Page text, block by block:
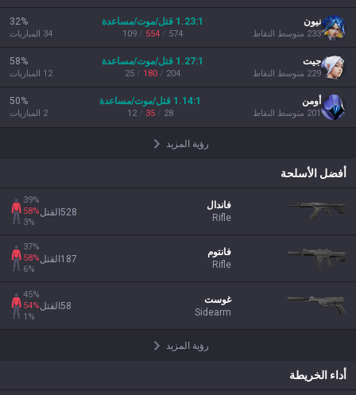
نيون
233 متوسط النقاط
1.23:1 قتل/موت/مساعدة
574
/
554
/
109
32%
34 المباريات
جيت
229 متوسط النقاط
1.27:1 قتل/موت/مساعدة
204
/
180
/
25
58%
12 المباريات
أومن
201 متوسط النقاط
1.14:1 قتل/موت/مساعدة
28
/
35
/
12
50%
2 المباريات
رؤية المزيد
أفضل الأسلحة
فاندال
Rifle
528القتل
39%
58%
3%
فانتوم
Rifle
187القتل
37%
58%
6%
غوست
Sidearm
58 القتل
45%
54%
1 %
رؤية المزيد
أداء الخريطة